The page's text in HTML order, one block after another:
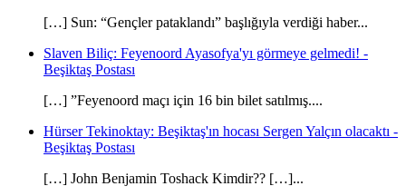
[…] Sun: “Gençler pataklandı” başlığıyla verdiği haber...
Slaven Biliç: Feyenoord Ayasofya'yı görmeye gelmedi! -
Beşiktaş Postası
[…] ”Feyenoord maçı için 16 bin bilet satılmış....
Hürser Tekinoktay: Beşiktaş'ın hocası Sergen Yalçın olacaktı -
Beşiktaş Postası
[…] John Benjamin Toshack Kimdir?? […]...